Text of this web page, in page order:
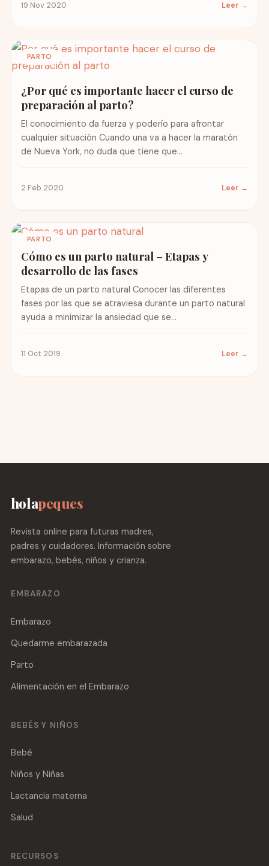
19 Nov 2020 Leer →
PARTO
¿Por qué es importante hacer el curso de
preparación al parto?
El conocimiento da fuerza y poderío para afrontar
cualquier situación Cuando una va a hacer la maratón
de Nueva York, no duda que tiene que...
2 Feb 2020 Leer →
PARTO
Cómo es un parto natural – Etapas y
desarrollo de las fases
Etapas de un parto natural Conocer las diferentes
fases por las que se atraviesa durante un parto natural
ayuda a minimizar la ansiedad que se...
11 Oct 2019 Leer →
holapeques
Revista online para futuras madres,
padres y cuidadores. Información sobre
embarazo, bebés, niños y crianza.
EMBARAZO
Embarazo
Quedarme embarazada
Parto
Alimentación en el Embarazo
BEBÉS Y NIÑOS
Bebé
Niños y Niñas
Lactancia materna
Salud
RECURSOS